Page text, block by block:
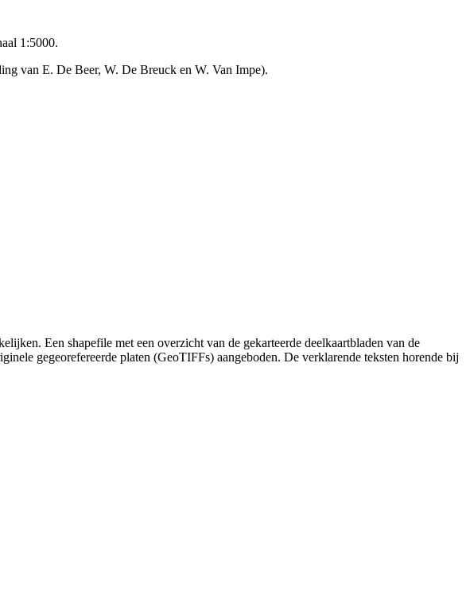
1:5000.
van E. De Beer, W. De Breuck en W. Van Impe).
Een shapefile met een overzicht van de gekarteerde deelkaartbladen van de
gegeorefereerde platen (GeoTIFFs) aangeboden. De verklarende teksten horende bij